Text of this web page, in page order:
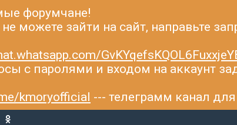
форумчане!
можете зайти на сайт, направьте
с паролями и входом на аккаунт
kmoryofficial --- телеграмм канал